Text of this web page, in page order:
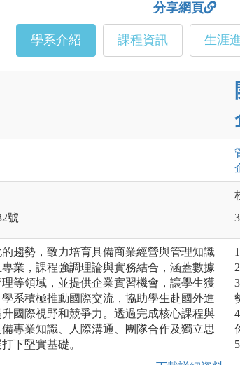
分享網頁
學系介紹 課程資訊 生涯
號
趨勢，致力培育具備商業經營與管理知識
業，課程強調理論與實務結合，涵蓋數據
等領域，並提供企業實習機會，讓學生獲
系積極推動國際交流，協助學生赴國外進
國際視野和競爭力。透過完成核心課程與
專業知識、人際溝通、團隊合作及獨立思
下堅實基礎。